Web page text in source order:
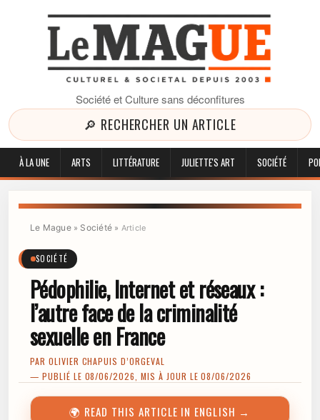
Société et Culture sans déconfitures
🔎 RECHERCHER UN ARTICLE
À LA UNE ARTS LITTÉRATURE JULIETTE'S ART SOCIÉTÉ
Le Mague» Société» Article
SOCIÉTÉ
Pédophilie, Internet et réseaux :
l’autre face de la criminalité
sexuelle en France
PAR OLIVIER CHAPUIS D’ORGEVAL
— PUBLIÉ LE 08/06/2026, MIS À JOUR LE 08/06/2026
🌍 READ THIS ARTICLE IN ENGLISH →